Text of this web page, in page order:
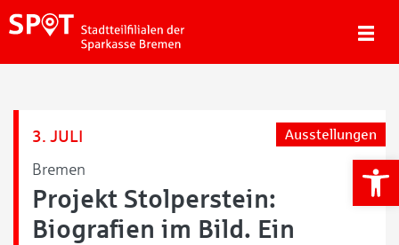
3. JULI
Bremen
Ausstellungen
Projekt Stolperstein:
Biografien im Bild. Ein